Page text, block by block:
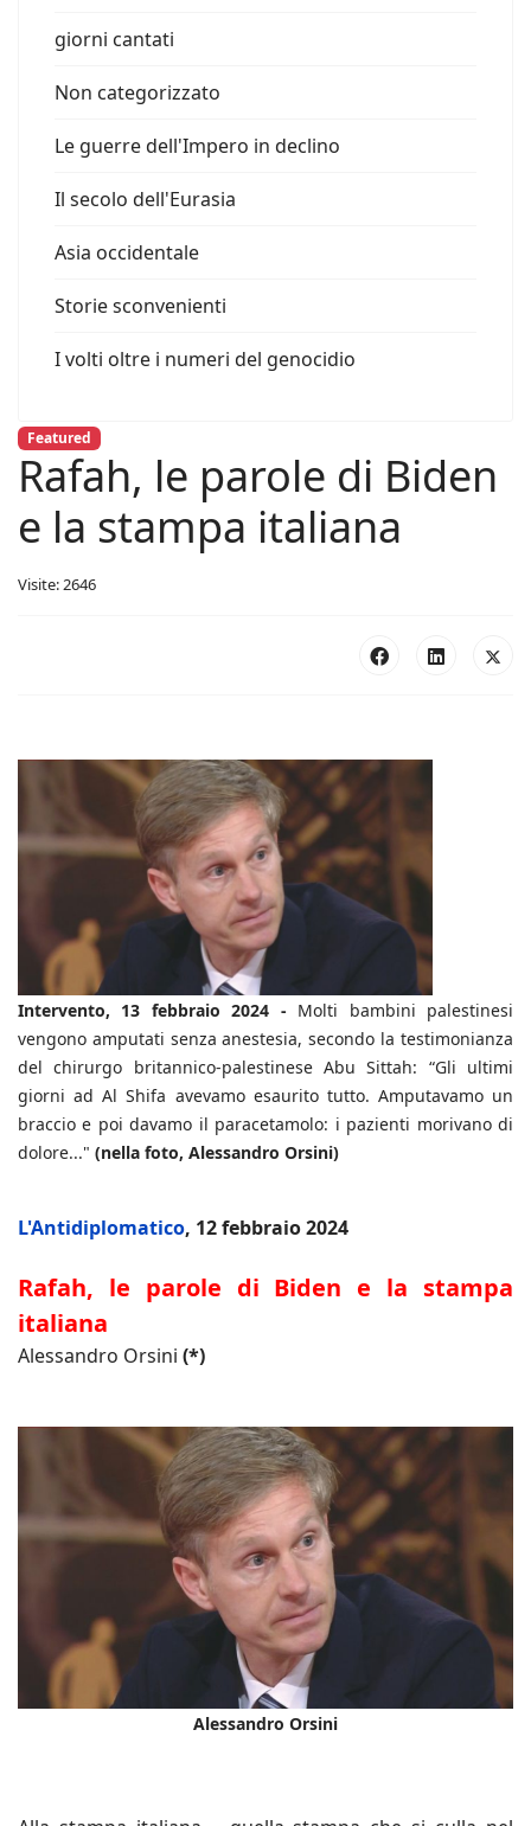
giorni cantati
Non categorizzato
Le guerre dell'Impero in declino
Il secolo dell'Eurasia
Asia occidentale
Storie sconvenienti
I volti oltre i numeri del genocidio
Featured
Rafah, le parole di Biden
e la stampa italiana
Visite: 2646
Intervento, 13 febbraio 2024 - Molti bambini palestinesi
vengono amputati senza anestesia, secondo la testimonianza
del chirurgo britannico-palestinese Abu Sittah: “Gli ultimi
giorni ad Al Shifa avevamo esaurito tutto. Amputavamo un
braccio e poi davamo il paracetamolo: i pazienti morivano di
dolore..." (nella foto, Alessandro Orsini)
L'Antidiplomatico, 12 febbraio 2024
Rafah, le parole di Biden e la stampa
italiana
Alessandro Orsini (*)
Alessandro Orsini